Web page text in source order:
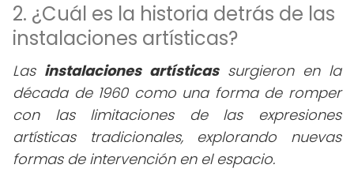
2. ¿Cuál es la historia detrás de las
instalaciones artísticas?
Las instalaciones artísticassurgieron en la
década de 1960 como una forma de romper
con las limitaciones de las expresiones
artísticas tradicionales, explorando nuevas
formas de intervención en el espacio.